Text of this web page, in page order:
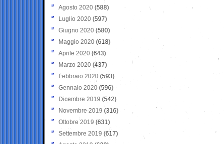
Agosto 2020 (588)
Luglio 2020 (597)
Giugno 2020 (580)
Maggio 2020 (618)
Aprile 2020 (643)
Marzo 2020 (437)
Febbraio 2020 (593)
Gennaio 2020 (596)
Dicembre 2019 (542)
Novembre 2019 (316)
Ottobre 2019 (631)
Settembre 2019 (617)